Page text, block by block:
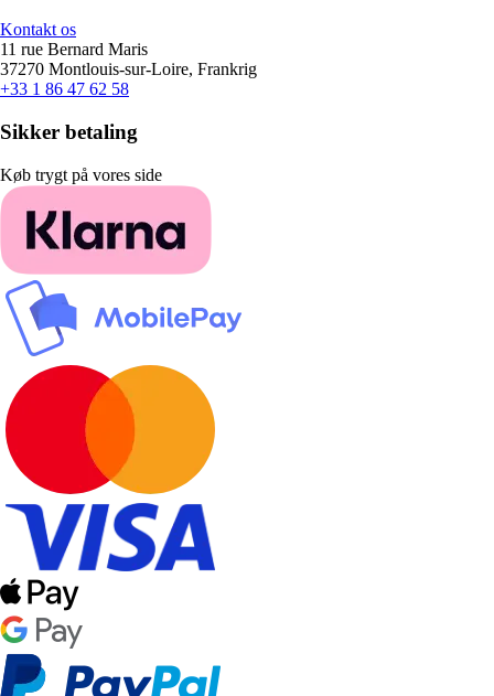
Kontakt os
11 rue Bernard Maris
37270 Montlouis-sur-Loire, Frankrig
+33 1 86 47 62 58
Sikker betaling
Køb trygt på vores side